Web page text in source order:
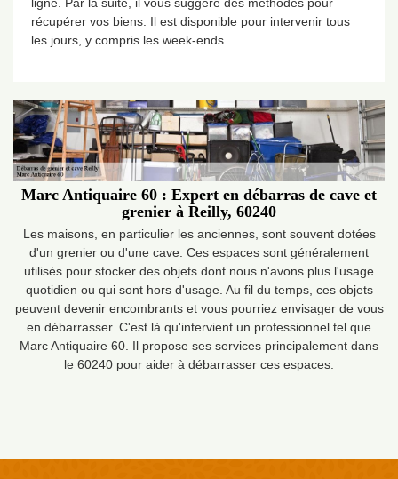
récupérer vos biens. Il est disponible pour intervenir tous
les jours, y compris les week-ends.
Marc Antiquaire 60 : Expert en débarras de cave et
grenier à Reilly, 60240
Les maisons, en particulier les anciennes, sont souvent dotées
d'un grenier ou d'une cave. Ces espaces sont généralement
utilisés pour stocker des objets dont nous n'avons plus l'usage
quotidien ou qui sont hors d'usage. Au fil du temps, ces objets
peuvent devenir encombrants et vous pourriez envisager de vous
en débarrasser. C'est là qu'intervient un professionnel tel que
Marc Antiquaire 60. Il propose ses services principalement dans
le 60240 pour aider à débarrasser ces espaces.